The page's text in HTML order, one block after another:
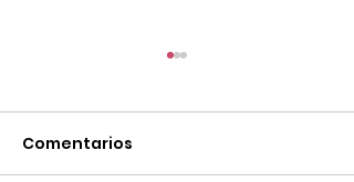
Comentarios